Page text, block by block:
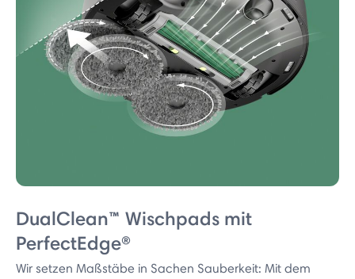
DualClean™ Wischpads mit
PerfectEdge®
Wir setzen Maßstäbe in Sachen Sauberkeit: Mit dem